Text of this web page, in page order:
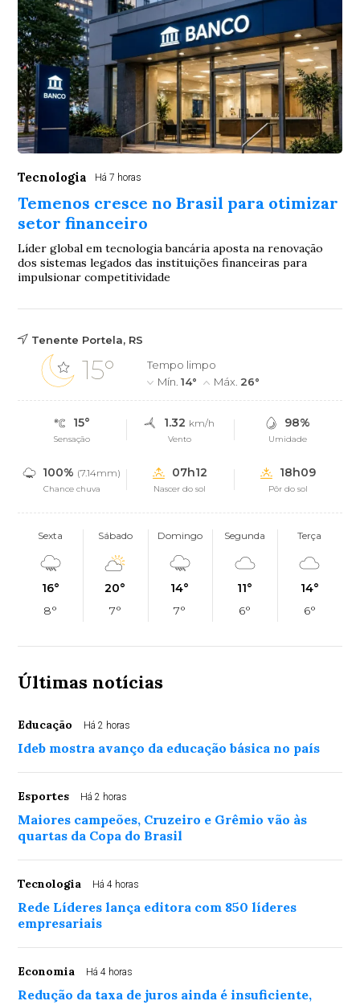
Tecnologia Há 7 horas
Temenos cresce no Brasil para otimizar
setor financeiro
Líder global em tecnologia bancária aposta na renovação
dos sistemas legados das instituições financeiras para
impulsionar competitividade
Tenente Portela, RS
15°
Tempo limpo
Mín.14° Máx. 26°
15°
Sensação
1.32 km/h
Vento
98%
Umidade
100% (7.14mm)
Chance chuva
07h12
Nascer do sol
18h09
Pôr do sol
Sexta
16°
8°
Sábado
20°
7°
Domingo
14°
7°
Segunda
11°
6°
Terça
14°
6°
Últimas notícias
Educação Há 2 horas
Ideb mostra avanço da educação básica no país
Esportes Há 2 horas
Maiores campeões, Cruzeiro e Grêmio vão às
quartas da Copa do Brasil
Tecnologia Há 4 horas
Rede Líderes lança editora com 850 líderes
empresariais
Economia Há 4 horas
Redução da taxa de juros ainda é insuficiente,